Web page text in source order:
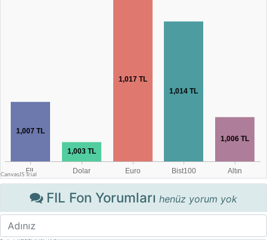
FIL Fon Yorumları henüz yorum yok